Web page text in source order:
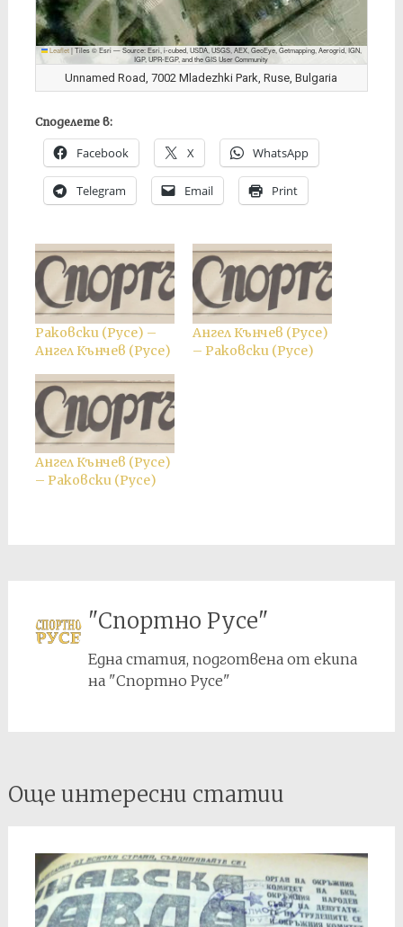
Leaflet |Tiles © Esri — Source: Esri, i-cubed, USDA, USGS, AEX, GeoEye, Getmapping, Aerogrid, IGN,
IGP, UPR-EGP, and the GIS User Community
Unnamed Road, 7002 Mladezhki Park, Ruse, Bulgaria
Споделете в:
Facebook X WhatsApp
Telegram Email Print
Раковски (Русе) –
Ангел Кънчев (Русе)
Ангел Кънчев (Русе)
– Раковски (Русе)
Ангел Кънчев (Русе)
– Раковски (Русе)
"Спортно Русе"
Една статия, подготвена от екипа
на "Спортно Русе"
Post
navigation
Още интересни статии